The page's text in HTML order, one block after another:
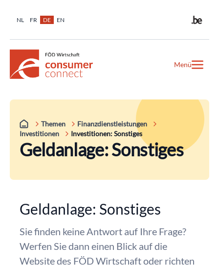
NL FR DE EN
Menü
Themen
Finanzdienstleistungen
Investitionen
Investitionen: Sonstiges
Geldanlage: Sonstiges
Geldanlage: Sonstiges
Sie finden keine Antwort auf Ihre Frage?
Werfen Sie dann einen Blick auf die
Website des FÖD Wirtschaft oder richten